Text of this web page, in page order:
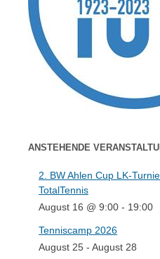
ANSTEHENDE
2. BW Ahlen Cup LK-
TotalTennis
August 16 @ 9:00 - 19:00
Tenniscamp 2026
August 25 - August 28